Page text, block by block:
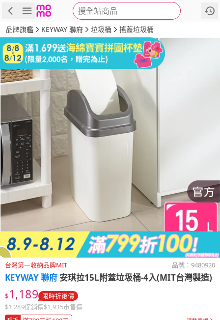
搜全站商品
商品 評價 詳情
品牌旗艦 KEYWAY 聯府 垃圾桶 搖蓋垃圾桶
台灣第一收納品牌MIT 品號： 9480920
KEYWAY 聯府 安琪拉15L附蓋垃圾桶-4入(MIT台灣製造)
$1,189 限時折後價
$1,289促銷價$1,935市售價